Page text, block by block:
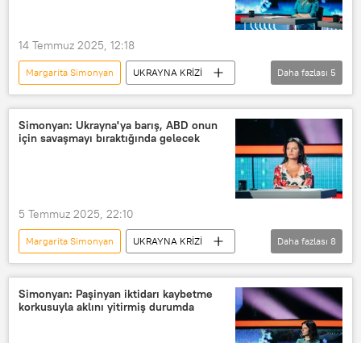
14 Temmuz 2025, 12:18
Margarita Simonyan
UKRAYNA KRİZİ
ABD
Ukrayna
Russia Today (RT)
Rossiya Segodnya Uluslararası Haber Ajansı
Daha fazlası 5
Simonyan: Ukrayna'ya barış, ABD onun
için savaşmayı bıraktığında gelecek
5 Temmuz 2025, 22:10
Margarita Simonyan
UKRAYNA KRİZİ
Rossiya Segodnya
Russia Today (RT)
ABD
Donald Trump
Kaliforniya
NBC Politico
Daha fazlası 8
Simonyan: Paşinyan iktidarı kaybetme
korkusuyla aklını yitirmiş durumda